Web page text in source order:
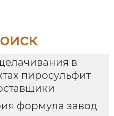
в
пиросульфит
формула завод